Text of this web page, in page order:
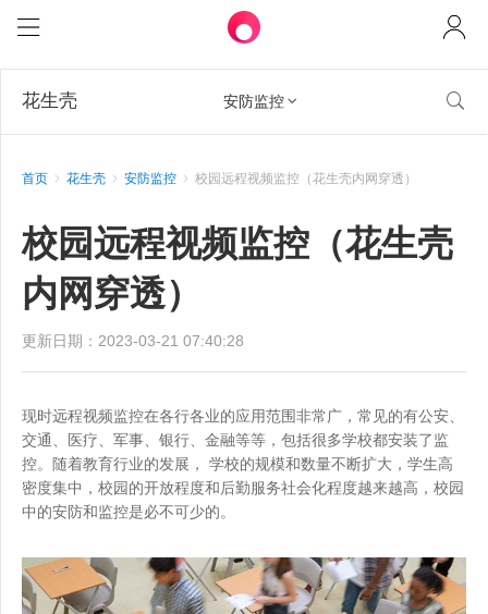
花生壳 安防监控  
首页 花生壳 安防监控 校园远程视频监控（花生壳内网穿透）
校园远程视频监控（花生壳
内网穿透）
更新日期：2023-03-21 07:40:28
现时远程视频监控在各行各业的应用范围非常广，常见的有公安、
交通、医疗、军事、银行、金融等等，包括很多学校都安装了监
控。随着教育行业的发展， 学校的规模和数量不断扩大，学生高
密度集中，校园的开放程度和后勤服务社会化程度越来越高，校园
中的安防和监控是必不可少的。